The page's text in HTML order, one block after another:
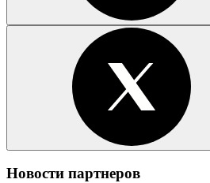
Новости партнеров